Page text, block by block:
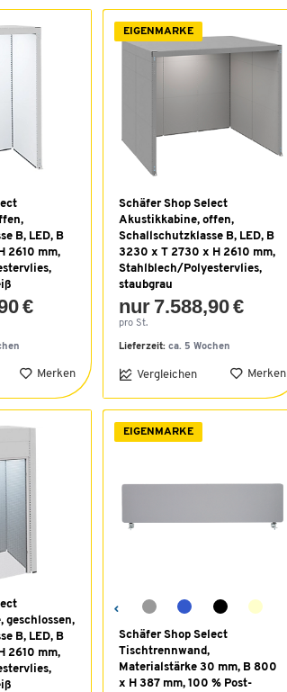
B, LED, B
2610 mm,
€
Merken
EIGENMARKE
Schäfer Shop Select
Akustikkabine, offen,
Schallschutzklasse B, LED, B
3230 x T 2730 x H 2610 mm,
Stahlblech/Polyestervlies,
staubgrau
nur 7.588,90 €
pro St.
Lieferzeit: ca. 5 Wochen
Vergleichen Merken
geschlossen,
B, LED, B
2610 mm,
EIGENMARKE
Schäfer Shop Select
Tischtrennwand,
Materialstärke 30 mm, B 800
x H 387 mm, 100 % Post-